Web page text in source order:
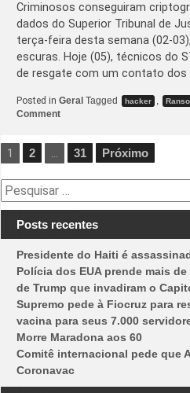
Criminosos conseguiram
dados do Superior Tribunal de
terça-feira desta semana (02-
escuras. Hoje (05), técnicos do
de resgate com um contato dos
Posted in Geral Tagged hacker ,
Commenton
base
do
e
paralisam
os
tribunal
Navegação
por
posts
1 2 … 31 Próximo
Pesquisar
por:
Posts recentes
Presidente do Haiti é
Polícia dos EUA prende mais
de Trump que invadiram o
Supremo pede à Fiocruz para
vacina para seus 7.000
Morre Maradona aos 60
Comitê internacional pede que
Coronavac